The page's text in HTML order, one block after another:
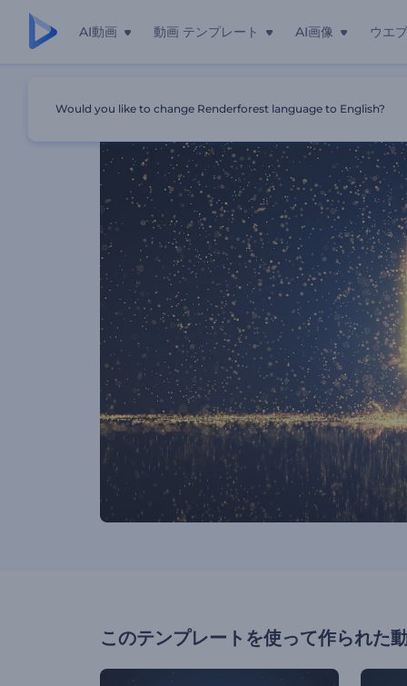
AI動画 動画 テンプレート AI画像 ウエ
このテンプレートを使って作られた
Would you like to change Renderforest language to English?